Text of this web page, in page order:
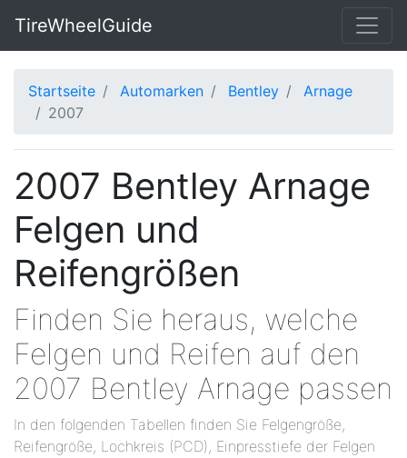
TireWheelGuide
Startseite Automarken Bentley
Arnage
2007
2007 Bentley Arnage
Felgen und
Reifengrößen
Finden Sie heraus, welche
Felgen und Reifen auf den
2007 Bentley Arnage passen
In den folgenden Tabellen finden Sie Felgengröße,
Reifengröße, Lochkreis (PCD), Einpresstiefe der Felgen